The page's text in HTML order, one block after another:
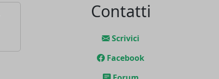
Contatti
Scrivici
Facebook